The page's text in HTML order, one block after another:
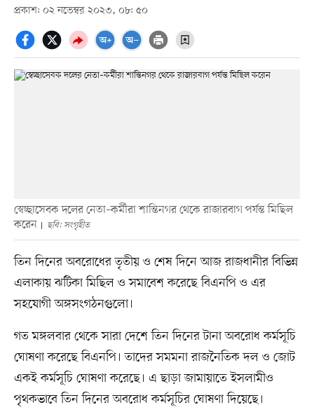
প্রকাশ: ০২ নভেম্বর ২০২৩, ০৮: ৫০
স্বেচ্ছাসেবক দলের নেতা–কর্মীরা শান্তিনগর থেকে রাজারবাগ পর্যন্ত মিছিল
করেন
ছবি: সংগৃহীত
তিন দিনের অবরোধের তৃতীয় ও শেষ দিনে আজ রাজধানীর বিভিন্ন
এলাকায় ঝটিকা মিছিল ও সমাবেশ করেছে বিএনপি ও এর
সহযোগী অঙ্গসংগঠনগুলো।
গত মঙ্গলবার থেকে সারা দেশে তিন দিনের টানা অবরোধ কর্মসূচি
ঘোষণা করেছে বিএনপি। তাদের সমমনা রাজনৈতিক দল ও জোট
একই কর্মসূচি ঘোষণা করেছে। এ ছাড়া জামায়াতে ইসলামীও
পৃথকভাবে তিন দিনের অবরোধ কর্মসূচির ঘোষণা দিয়েছে।